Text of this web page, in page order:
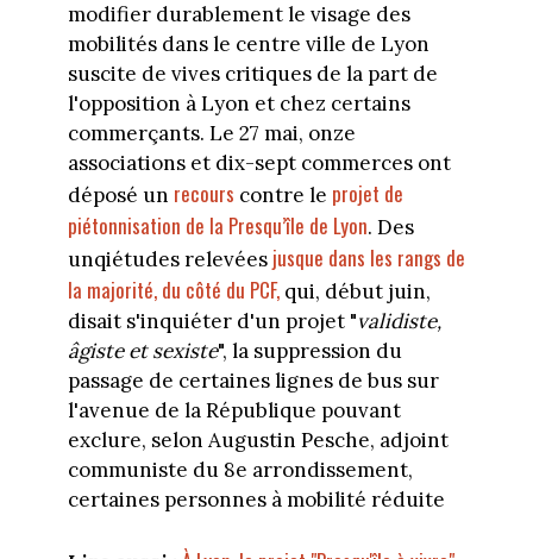
modifier durablement le visage des
mobilités dans le centre ville de Lyon
suscite de vives critiques de la part de
l'opposition à Lyon et chez certains
commerçants. Le 27 mai, onze
associations et dix-sept commerces ont
déposé un recours contre le projet de
piétonnisation de la Presqu’île de Lyon. Des
unqiétudes relevées jusque dans les rangs de
la majorité, du côté du PCF,qui, début juin,
disait s'inquiéter d'un projet "validiste,
âgiste et sexiste", la suppression du
passage de certaines lignes de bus sur
l'avenue de la République pouvant
exclure, selon Augustin Pesche, adjoint
communiste du 8e arrondissement,
certaines personnes à mobilité réduite